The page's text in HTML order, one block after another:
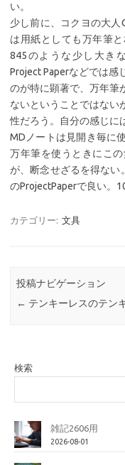
い。
少し前に、コクヨの大
は用紙としても万年筆
845のような少し大き
Project Paperなどでは感
のが特に顕著で、万年筆
ないということではない
性だろう。自分の感じに
MDノートは見開き毎に
万年筆を使うときにこ
が、断念せざるを得ない
のProjectPaperで良い。
カテゴリー: 文具
投稿ナビゲーション
← テンキーレスのテン
検索
雑記2606用
2026-08-01